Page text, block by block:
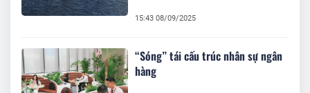
15:43 08/09/2025
“Sóng” tái cấu trúc nhân sự ngân
hàng